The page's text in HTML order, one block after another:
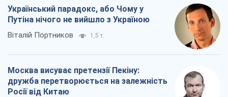
Український парадокс, або Чому у
Путіна нічого не вийшло з Україною
Віталій Портников 1,5 т.
Москва висуває претензії Пекіну:
дружба перетворюється на залежність
Росії від Китаю